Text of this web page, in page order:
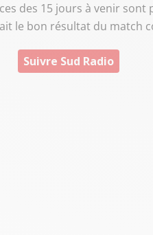
des 15 jours à venir
le bon résultat du match
Suivre Sud Radio